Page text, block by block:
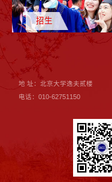
招生
地 址：北京大学逸夫贰楼
电话：010-62751150